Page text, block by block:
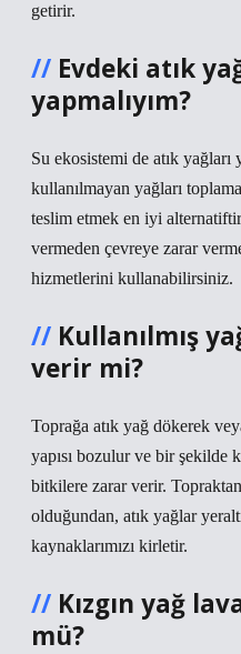
getirir.
Evdeki atık
yapmalıyım?
Su ekosistemi de atık
kullanılmayan yağları
teslim etmek en iyi
vermeden çevreye zarar
hizmetlerini kullanabilirsiniz.
Kullanılmış
verir mi?
Toprağa atık yağ dökerek
yapısı bozulur ve bir
bitkilere zarar verir.
olduğundan, atık yağlar
kaynaklarımızı kirletir.
Kızgın yağ
mü?